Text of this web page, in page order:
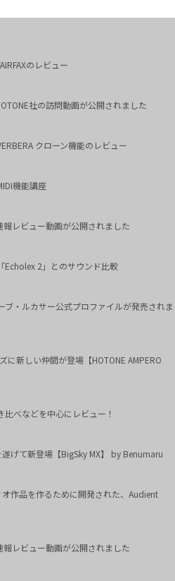
のレビュー
社の訪問動画が公開されました
クローン機能のレビュー
機能講座
レビュー動画が公開されました
Echolex 2」とのサウンド比較
ブ・ルカサー公式プロファイルが発売されま
に新しい仲間が登場【HOTONE AMPERO
べなどを中心にレビュー！
げて新登場【BigSky MX】 by Benumaru
作品を作るために開発された、Audient
レビュー動画が公開されました